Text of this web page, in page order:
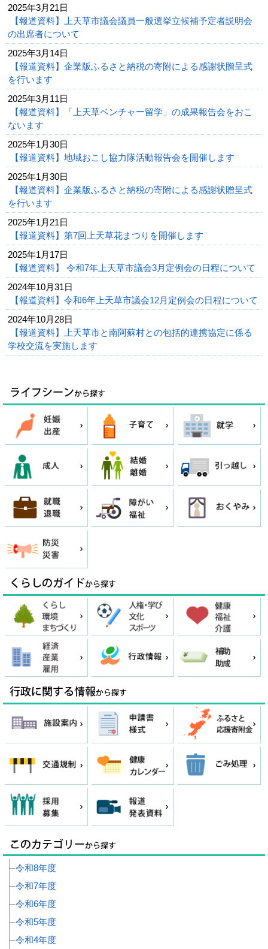
2025年3月21日
【報道資料】上天草市議会議員一般選挙立候補予定者説明会
の出席者について
2025年3月14日
【報道資料】企業版ふるさと納税の寄附による感謝状贈呈式
を行います
2025年3月11日
【報道資料】「上天草ベンチャー留学」の成果報告会をおこ
ないます
2025年1月30日
【報道資料】地域おこし協力隊活動報告会を開催します
2025年1月30日
【報道資料】企業版ふるさと納税の寄附による感謝状贈呈式
を行います
2025年1月21日
【報道資料】第7回上天草花まつりを開催します
2025年1月17日
【報道資料】 令和7年上天草市議会3月定例会の日程について
2024年10月31日
【報道資料】令和6年上天草市議会12月定例会の日程について
2024年10月28日
【報道資料】上天草市と南阿蘇村との包括的連携協定に係る
学校交流を実施します
令和8年度
令和7年度
令和6年度
令和5年度
令和4年度